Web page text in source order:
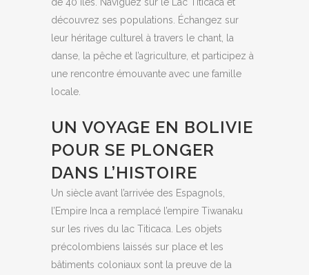
découvrez ses populations. Échangez sur
leur héritage culturel à travers le chant, la
danse, la pêche et l’agriculture, et participez à
une rencontre émouvante avec une famille
locale.
UN VOYAGE EN BOLIVIE
POUR SE PLONGER
DANS L’HISTOIRE
Un siècle avant l’arrivée des Espagnols,
l’Empire Inca a remplacé l’empire Tiwanaku
sur les rives du lac Titicaca. Les objets
précolombiens laissés sur place et les
bâtiments coloniaux sont la preuve de la